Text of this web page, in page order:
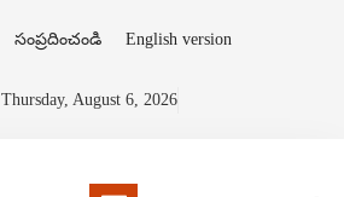
సంప్రదించండి English version
Thursday, August 6, 2026